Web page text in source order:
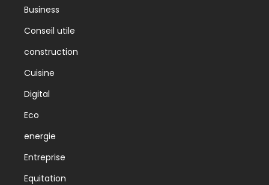
Business
Conseil utile
construction
Cuisine
Digital
Eco
energie
Entreprise
Equitation